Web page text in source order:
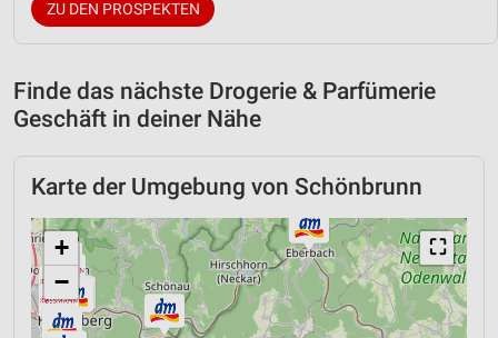
ZU DEN PROSPEKTEN
Finde das nächste Drogerie & Parfümerie
Geschäft in deiner Nähe
Karte der Umgebung von Schönbrunn
⛶
+
−